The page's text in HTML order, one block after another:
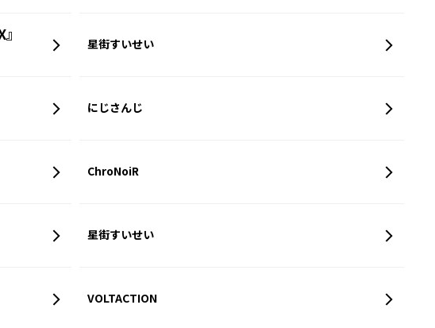
星街すいせい
にじさんじ
ChroNoiR
星街すいせい
VOLTACTION